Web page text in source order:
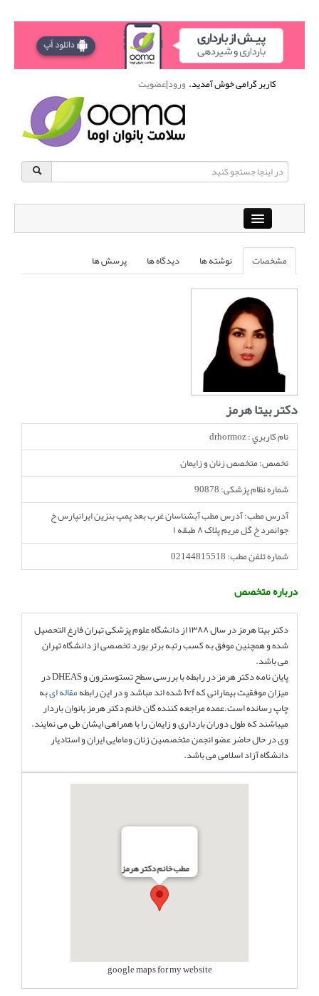
کاربر گرامی خوش آمدید.ورود|عضویت
باشگاه آنلاین ورزشی اوما
دانشنامه سلامت بانوان
انجمن متخصصین زنان و اوما
فهرست مواد غذایی
تماس با ما
مشخصات نوشته ها دیدگاه ها پرسش ها
دکتر بیتا هرمز
نام کاربري : drhormoz
تخصص: متخصص زنان و زایمان
شماره نظام پزشکی: 90878
آدرس مطب: آدرس مطب آبشناسان غرب بعد پمپ بنزین ایرانپارس خ
جوانمرد خ گل مریم پلاک ۸ طبقه ۱
شماره تلفن مطب: 02144815518
درباره متخصص
دکتر بیتا هرمز در سال ۱۳۸۸ از دانشگاه علوم پزشکی تهران فارغ التحصیل
شده و همچنین موفق به کسب رتبه برتر بورد تخصصی از دانشگاه تهران
می باشد.
پایان نامه دکتر هرمز در رابطه با بررسی سطح تستوسترون و DHEAS در
میزان موفقیت بیمارانی که Ivf شده اند‌ مباشد و در این رابطه
مقاله ایبه
چاپ رسانده است.عمده مراجعه کننده گان خانم دکتر هرمز بانوان باردار
میباشند که طول دوران بارداری و زایمان را با همراهی ایشان طی می نمایند.
وی در حال حاضر عضو انجمن متخصصین زنان و‌مامایی ایران و استادیار
دانشگاه آزاد اسلامی می باشد.
مطب خانم دکتر هرمز
google maps for my website